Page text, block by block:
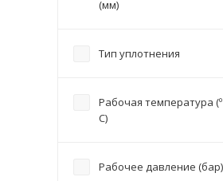
Рабочая температура (º
Рабочее давление (бар)